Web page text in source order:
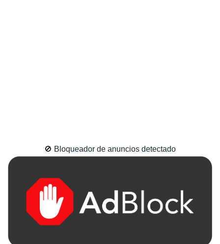
🚫 Bloqueador de anuncios detectado